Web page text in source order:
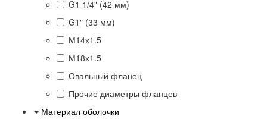
G1 1/4" (42 мм)
G1" (33 мм)
М14х1.5
М18х1.5
Овальный фланец
Прочие диаметры фланцев
Материал оболочки